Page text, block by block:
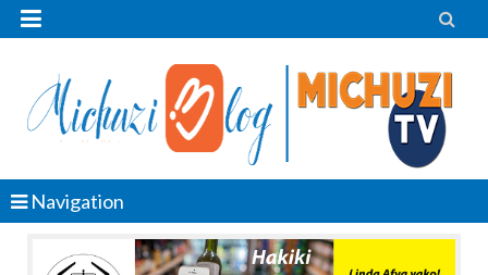
 
Navigation